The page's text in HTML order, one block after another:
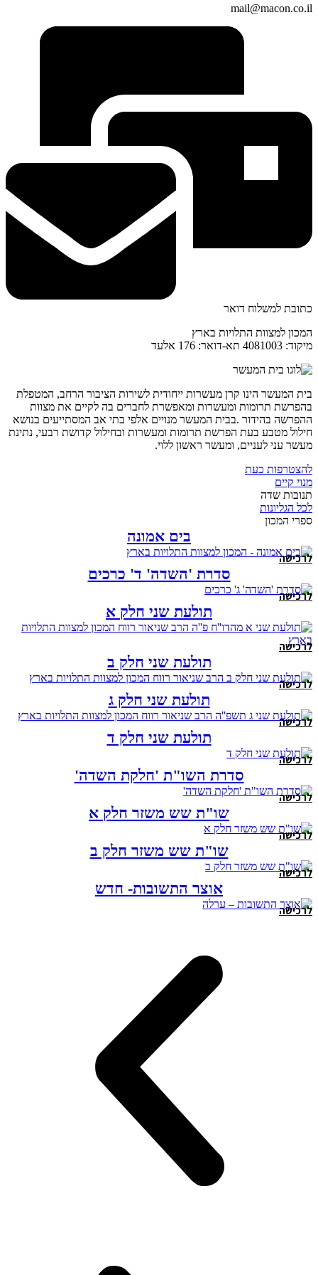
mail@macon.co.il
כתובת למשלוח דואר
המכון למצוות התלויות בארץ
מיקוד: 4081003 תא-דואר: 176 אלעד
בית המעשר הינו קרן מעשרות ייחודית לשירות הציבור הרחב, המטפלת
בהפרשת תרומות ומעשרות ומאפשרת לחברים בה לקיים את מצוות
ההפרשה בהידור .בבית המעשר מנויים אלפי בתי אב המסתייעים בנושא
חילול מטבע בעת הפרשת תרומות ומעשרות ובחילול קדושת רבעי, נתינת
מעשר עני לעניים, ומעשר ראשון ללוי.
להצטרפות כעת
מנוי קיים
תנובות שדה
לכל הגליונות
ספרי המכון
בים אמונה
לרכישה
סדרת 'השדה' ד' כרכים
לרכישה
תולעת שני חלק א
לרכישה
תולעת שני חלק ב
לרכישה
תולעת שני חלק ג
לרכישה
תולעת שני חלק ד
לרכישה
סדרת השו"ת 'חלקת השדה'
לרכישה
שו"ת שש משזר חלק א
לרכישה
שו"ת שש משזר חלק ב
לרכישה
אוצר התשובות- חדש
לרכישה